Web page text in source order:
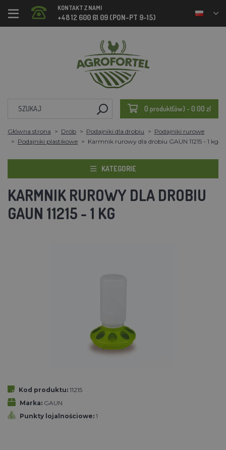
KONTAKT Z NAMI
+48 12 600 61 09 (PON-PT 9-15)
0 produkt(ów) - 0.00 zl
Główna strona Drób Podajniki dla drobiu
Podajniki rurowe
Podajniki plastikowe
Karmnik rurowy dla drobiu GAUN 11215 - 1 kg
KATEGORIE
KARMNIK RUROWY DLA DROBIU
GAUN 11215 - 1 KG
Kod produktu: 11215
Marka: GAUN
Punkty lojalnościowe: 1